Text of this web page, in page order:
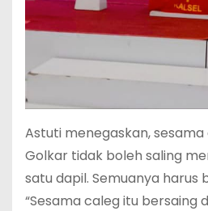
Astuti menegaskan,
Golkar tidak boleh saling
satu dapil. Semuanya harus
“Sesama caleg itu bersaing